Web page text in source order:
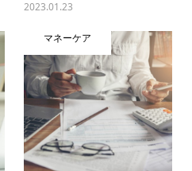
2023.01.23
マネーケア